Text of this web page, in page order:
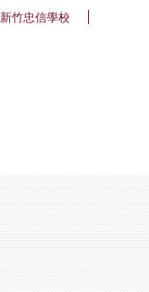
新竹忠信學校